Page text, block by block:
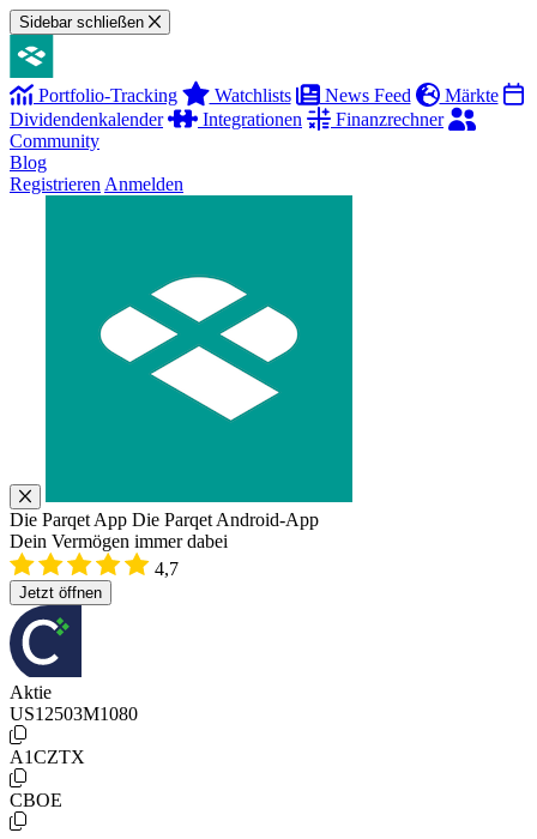
Sidebar schließen
Portfolio-Tracking Watchlists News Feed
Märkte
Dividendenkalender
Integrationen
Finanzrechner
Community
Blog
Registrieren Anmelden
Die Parqet App Die Parqet Android-App
Dein Vermögen immer dabei
4,7
Jetzt öffnen
Aktie
US12503M1080
A1CZTX
CBOE